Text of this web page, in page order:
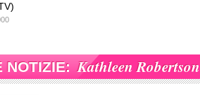
NOTIZIE: Kathleen Robertson